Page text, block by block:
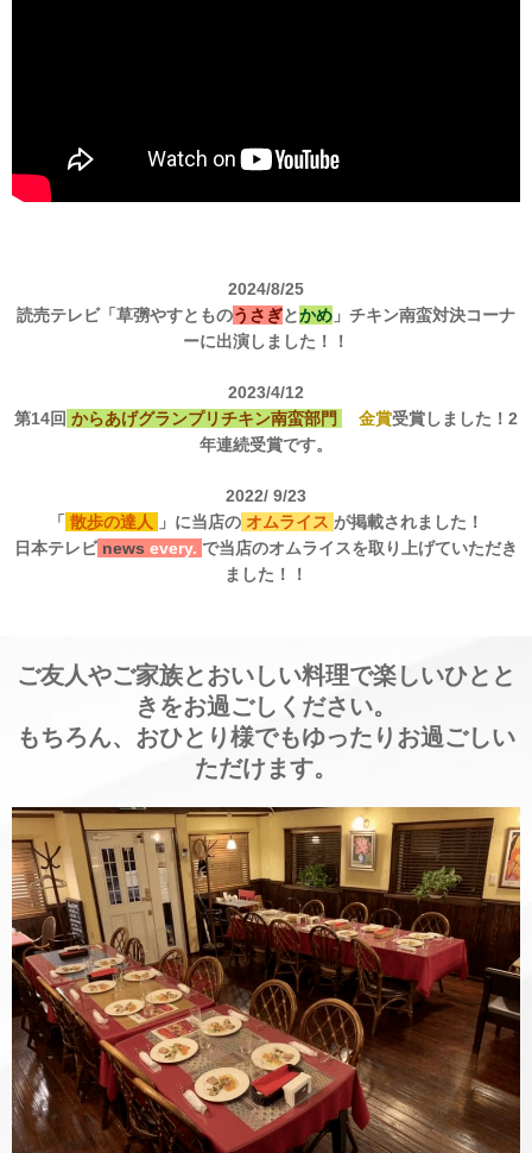
2024/8/25
読売テレビ「草彅やすとものうさぎとかめ 」チキン南蛮対決コーナ
ーに出演しました！！
2023/4/12
第14回 からあげグランプリチキン南蛮部門 金賞受賞しました！2
年連続受賞です。
2022/ 9/23
「 散歩の達人 」に当店の オムライス が掲載されました！
日本テレビ news every. で当店のオムライスを取り上げていただき
ました！！
ご友人やご家族とおいしい料理で楽しいひとと
きをお過ごしください。
もちろん、おひとり様でもゆったりお過ごしい
ただけます。